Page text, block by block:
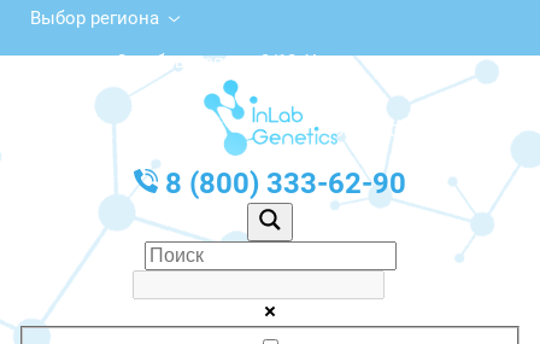
Выбор региона
Октябрьская ул., 3/12, Углич
с 10:00 до 20:00
График работы: Пн-Пт с 10:00 до 20:00
8 (800) 333-62-90